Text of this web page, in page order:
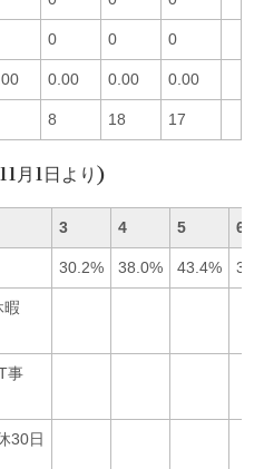
0 0 0
0.00 0.00 0.00
8 18 17
月1日より)
3 4 5 6
30.2% 38.0% 43.4%
暇
事
30日